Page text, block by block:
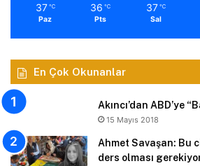
37 ℃
Paz
36 ℃
Pts
37 ℃
Sal
En Çok Okunanlar
Akıncı’dan ABD’ye
15 Mayıs 2018
Ahmet Savaşan: Bu
ders olması